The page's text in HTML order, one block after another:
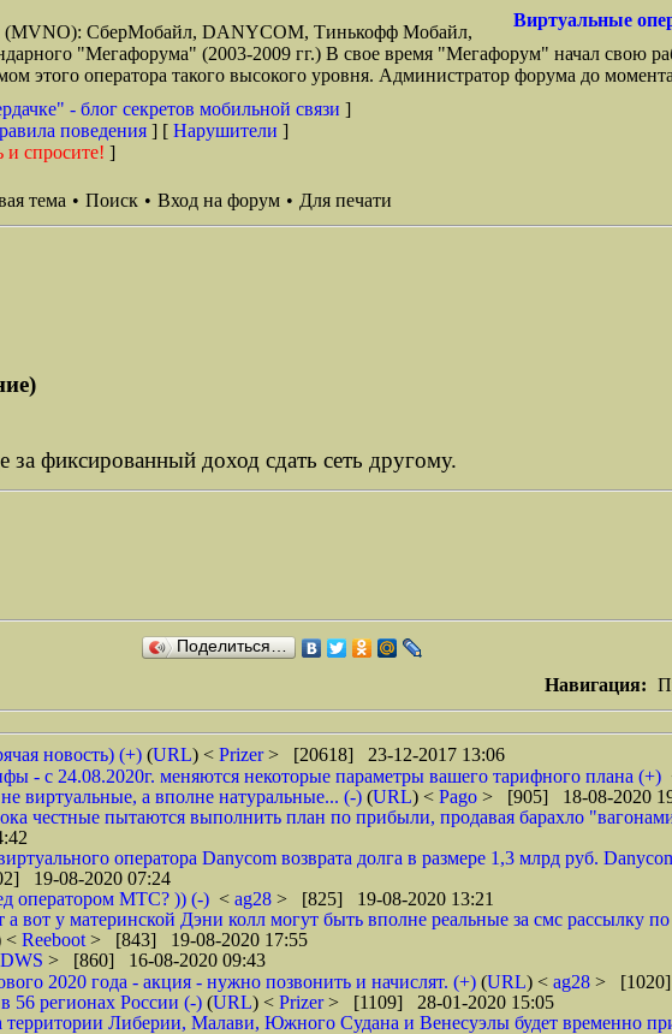
Виртуальные
(MVNO): СберМобайл, DANYCOM, Тинькофф Мобайл,
"Мегафорума" (2003-2009 гг.) В свое время "Мегафорум" начал свою
оператора такого высокого уровня. Администратор форума до
- блог секретов мобильной связи ]
поведения ] [ Нарушители ]
и спросите! ]
тема • Поиск • Вход на форум • Для печати
фиксированный доход сдать сеть другому.
Поделиться…
Навигация:
новость) (+) (URL) < Prizer> [20618] 23-12-2017 13:06
- с 24.08.2020г. меняются некоторые параметры вашего тарифного плана (+)
виртуальные, а вполне натуральные... (-) (URL) < Pago > [905] 18-08-2020
честные пытаются выполнить план по прибыли, продавая барахло
оператора Danycom возврата долга в размере 1,3 млрд руб.
19-08-2020 07:24
оператором МТС? )) (-) < ag28 > [825] 19-08-2020 13:21
вот у материнской Дэни колл могут быть вполне реальные за смс рассылку по
< Reeboot > [843] 19-08-2020 17:55
DWS > [860] 16-08-2020 09:43
2020 года - акция - нужно позвонить и начислят. (+) (URL) < ag28 > [1020]
регионах России (-) (URL) < Prizer> [1109] 28-01-2020 15:05
Либерии, Малави, Южного Судана и Венесуэлы будет временно